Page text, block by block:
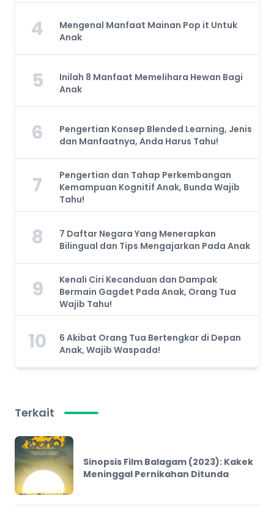
4
Mengenal Manfaat Mainan Pop it Untuk
Anak
5
Inilah 8 Manfaat Memelihara Hewan Bagi
Anak
6
Pengertian Konsep Blended Learning, Jenis
dan Manfaatnya, Anda Harus Tahu!
7
Pengertian dan Tahap Perkembangan
Kemampuan Kognitif Anak, Bunda Wajib
Tahu!
8
7 Daftar Negara Yang Menerapkan
Bilingual dan Tips Mengajarkan Pada Anak
9
Kenali Ciri Kecanduan dan Dampak
Bermain Gagdet Pada Anak, Orang Tua
Wajib Tahu!
10
6 Akibat Orang Tua Bertengkar di Depan
Anak, Wajib Waspada!
Terkait
Sinopsis Film Balagam (2023): Kakek
Meninggal Pernikahan Ditunda